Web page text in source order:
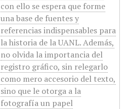
con ello se espera que forme
una base de fuentes y
referencias indispensables para
la historia de la UANL. Además,
no olvida la importancia del
registro gráfico, sin relegarlo
como mero accesorio del texto,
sino que le otorga a la
fotografía un papel